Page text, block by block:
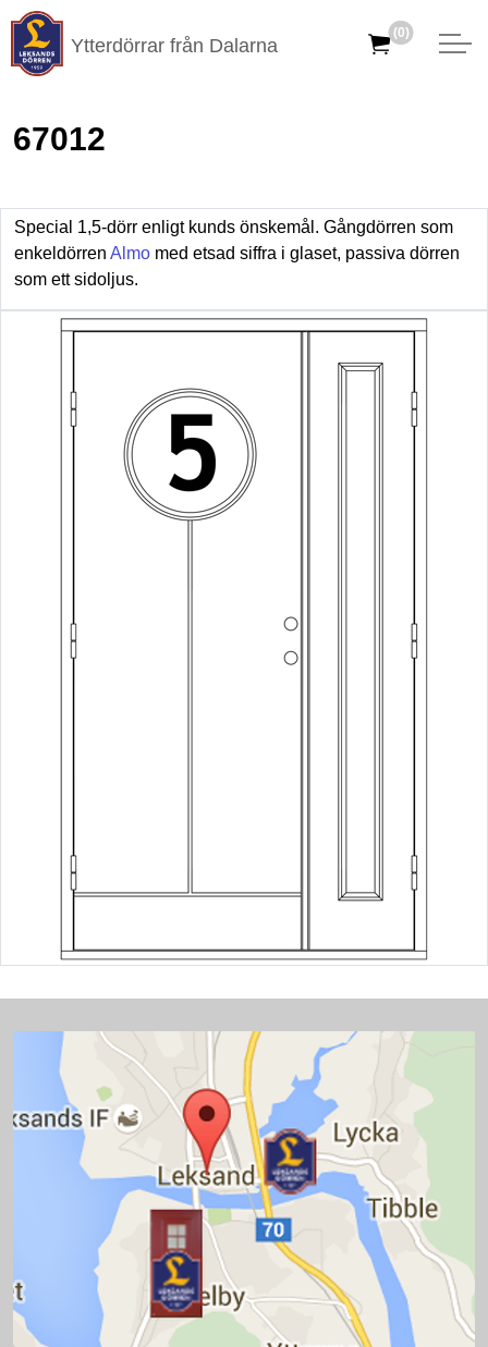
Ytterdörrar från Dalarna
(0)
67012
Special 1,5-dörr enligt kunds önskemål. Gångdörren som
enkeldörren Almo med etsad siffra i glaset, passiva dörren
som ett sidoljus.